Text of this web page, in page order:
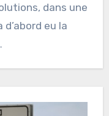
dans une
eu la